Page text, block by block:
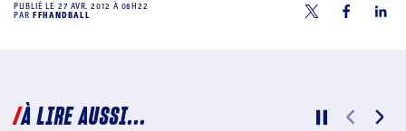
PUBLIÉ LE27 AVR. 2012 À 08H22
PAR FFHANDBALL
À LIRE AUSSI...